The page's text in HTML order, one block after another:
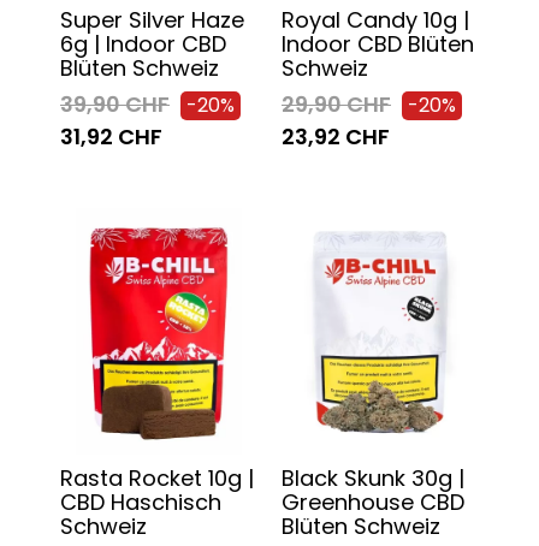
Super Silver Haze
6g | Indoor CBD
Blüten Schweiz
39,90 CHF
-20%
31,92 CHF
Royal Candy 10g |
Indoor CBD Blüten
Schweiz
29,90 CHF
-20%
23,92 CHF
Rasta Rocket 10g |
CBD Haschisch
Schweiz
Black Skunk 30g |
Greenhouse CBD
Blüten Schweiz